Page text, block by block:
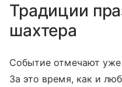
Традиции
шахтера
Событие отмечают уже
За это время, как и